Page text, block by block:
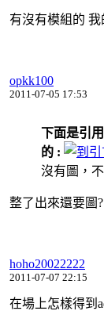
有沒有模組的
opkk100
2011-07-05 17:53
下面是引
的 :
沒有圖，
整了出來還要圖
hoho20022222
2011-07-07 22:15
在場上怎樣得到